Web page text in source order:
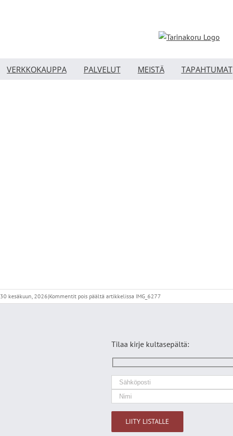
VERKKOKAUPPA PALVELUT MEISTÄ TAPAHTUMAT
30 kesäkuun, 2026|Kommentit pois päältä artikkelissa IMG_6277
Tilaa kirje kultasepältä: